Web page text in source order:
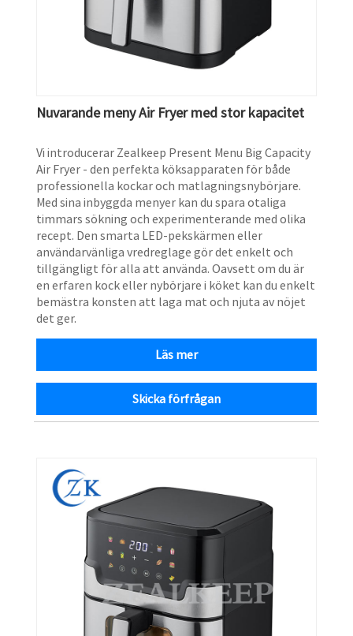
Nuvarande meny Air Fryer med stor kapacitet
Vi introducerar Zealkeep Present Menu Big Capacity
Air Fryer - den perfekta köksapparaten för både
professionella kockar och matlagningsnybörjare.
Med sina inbyggda menyer kan du spara otaliga
timmars sökning och experimenterande med olika
recept. Den smarta LED-pekskärmen eller
användarvänliga vredreglage gör det enkelt och
tillgängligt för alla att använda. Oavsett om du är
en erfaren kock eller nybörjare i köket kan du enkelt
bemästra konsten att laga mat och njuta av nöjet
det ger.
Läs mer
Skicka förfrågan